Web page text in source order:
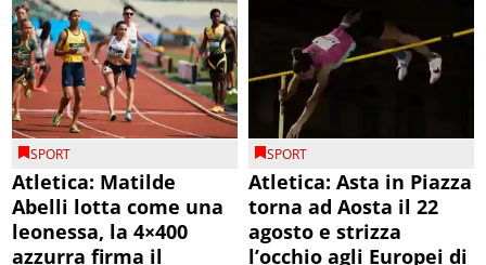
SPORT
Atletica: Matilde
Abelli lotta come una
leonessa, la 4×400
azzurra firma il
SPORT
Atletica: Asta in Piazza
torna ad Aosta il 22
agosto e strizza
l’occhio agli Europei di